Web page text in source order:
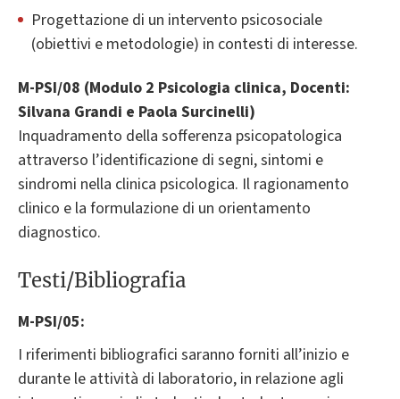
Progettazione di un intervento psicosociale
(obiettivi e metodologie) in contesti di interesse.
M-PSI/08 (Modulo 2 Psicologia clinica, Docenti:
Silvana Grandi e Paola Surcinelli)
Inquadramento della sofferenza psicopatologica
attraverso l’identificazione di segni, sintomi e
sindromi nella clinica psicologica. Il ragionamento
clinico e la formulazione di un orientamento
diagnostico.
Testi/Bibliografia
M-PSI/05:
I riferimenti bibliografici saranno forniti all’inizio e
durante le attività di laboratorio, in relazione agli